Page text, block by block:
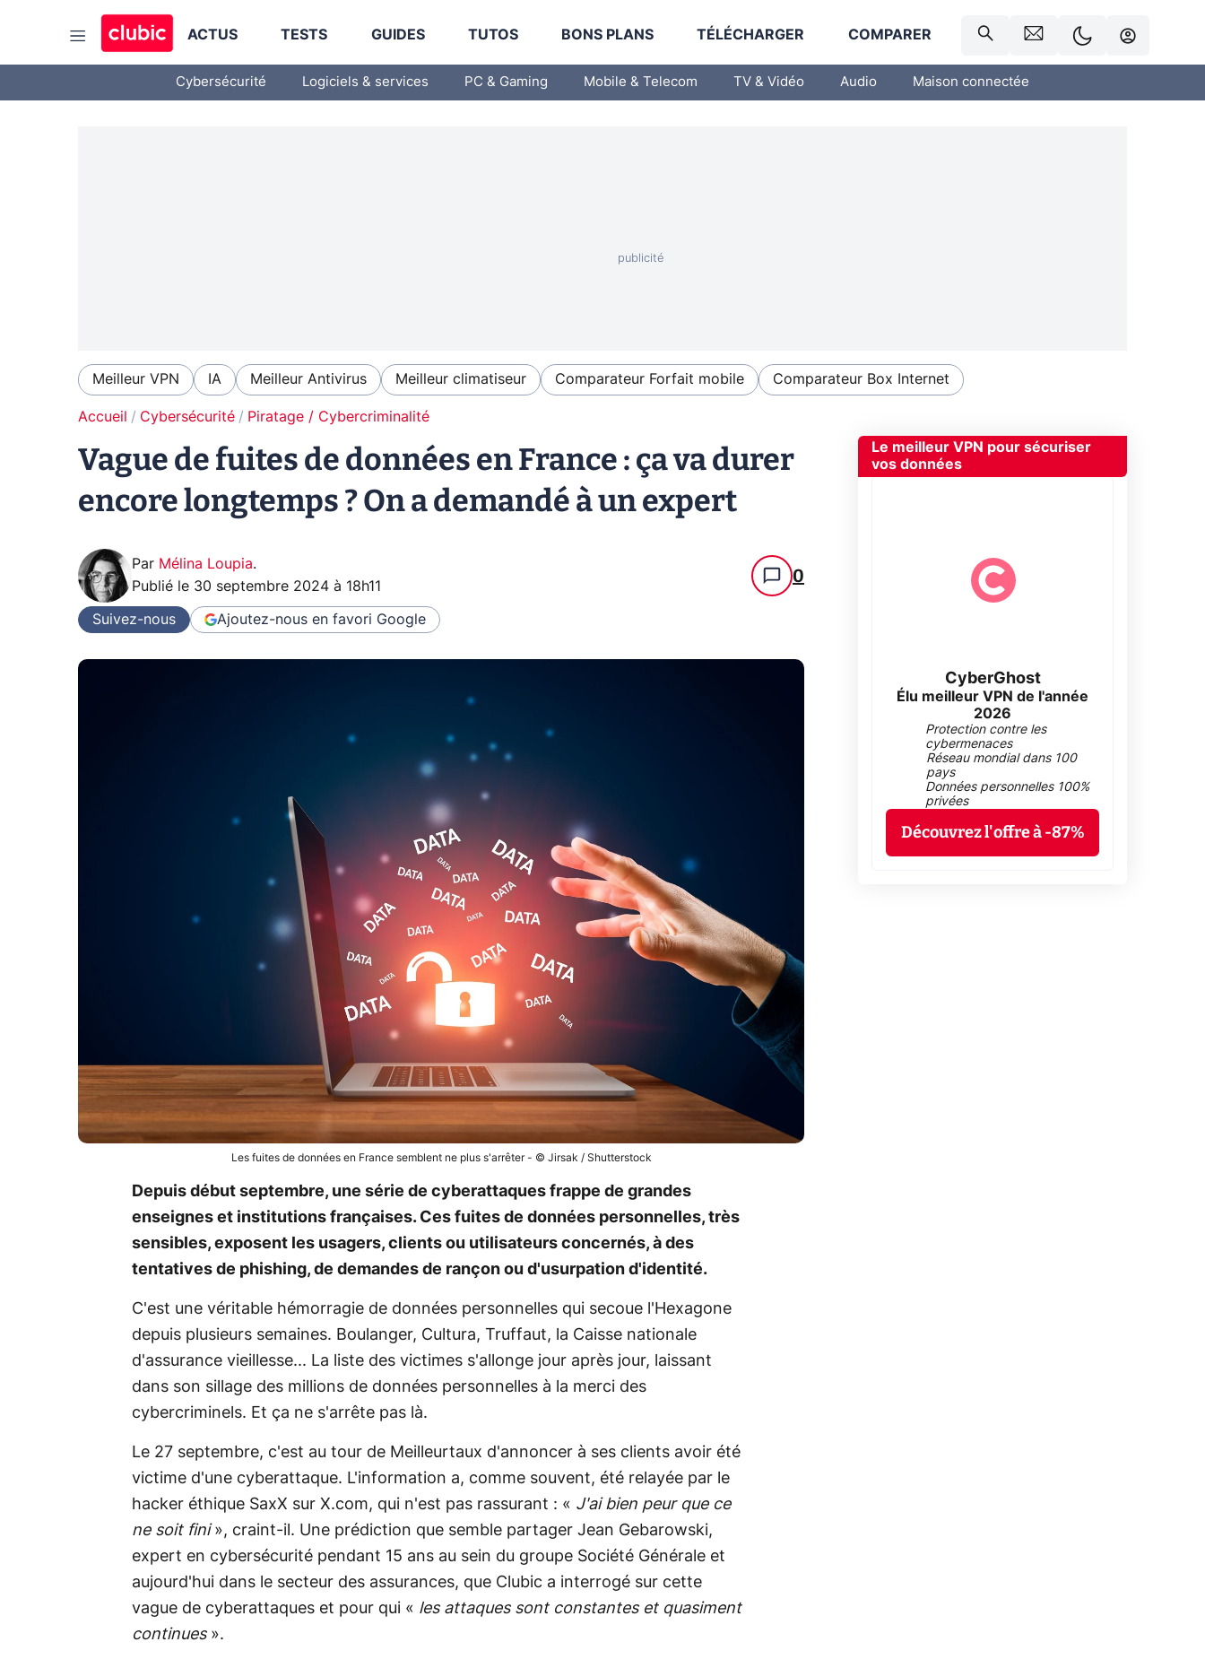
ACTUS TESTS GUIDES TUTOS BONS PLANS TÉLÉCHARGER COMPARER
Cybersécurité Logiciels & services PC & Gaming Mobile & Telecom TV & Vidéo Audio Maison connectée
Meilleur VPN IA Meilleur Antivirus Meilleur climatiseur Comparateur Forfait mobile Comparateur Box Internet
Accueil Cybersécurité Piratage / Cybercriminalité
Vague de fuites de données en France : ça va durer
encore longtemps ? On a demandé à un expert
Par Mélina Loupia.
Publié le 30 septembre 2024 à 18h11 0
Suivez-nous Ajoutez-nous en favori Google
Les fuites de données en France semblent ne plus s'arrêter - © Jirsak / Shutterstock
Depuis début septembre, une série de cyberattaques frappe de grandes
enseignes et institutions françaises. Ces fuites de données personnelles, très
sensibles, exposent les usagers, clients ou utilisateurs concernés, à des
tentatives de phishing, de demandes de rançon ou d'usurpation d'identité.
C'est une véritable hémorragie de données personnelles qui secoue l'Hexagone
depuis plusieurs semaines. Boulanger, Cultura, Truffaut, la Caisse nationale
d'assurance vieillesse... La liste des victimes s'allonge jour après jour, laissant
dans son sillage des millions de données personnelles à la merci des
cybercriminels. Et ça ne s'arrête pas là.
Le 27 septembre, c'est au tour de Meilleurtaux d'annoncer à ses clients avoir été
victime d'une cyberattaque. L'information a, comme souvent, été relayée par le
hacker éthique SaxX sur X.com, qui n'est pas rassurant : « J'ai bien peur que ce
ne soit fini», craint-il. Une prédiction que semble partager Jean Gebarowski,
expert en cybersécurité pendant 15 ans au sein du groupe Société Générale et
aujourd'hui dans le secteur des assurances, que Clubic a interrogé sur cette
vague de cyberattaques et pour qui « les attaques sont constantes et quasiment
continues».
Le meilleur VPN pour sécuriser
vos données
CyberGhost
Élu meilleur VPN de l'année
2026
Protection contre les
cybermenaces
Réseau mondial dans 100
pays
Données personnelles 100%
privées
Découvrez l'offre à -87%